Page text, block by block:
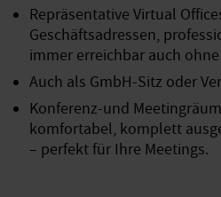
Repräsentative Virtual
Geschäftsadressen,
immer erreichbar auch
Auch als GmbH-Sitz oder
Konferenz-und
komfortabel, komplett
– perfekt für Ihre Meetings.